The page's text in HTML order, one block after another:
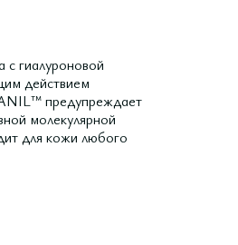
гиалуроновой
действием
предупреждает
молекулярной
для кожи любого